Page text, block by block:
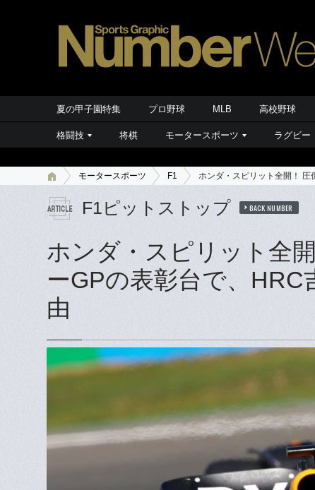
夏の甲子園特集 プロ野球 MLB 高校野球
格闘技 将棋 モータースポーツ ラグビー
モータースポーツ F1 ホンダ・スピリット全開！ 圧
F1ピットストップ BACK NUMBER
ホンダ・スピリット全
ーGPの表彰台で、
由